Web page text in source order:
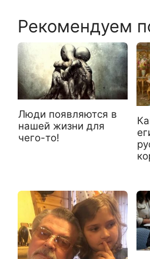
Рекомендуем
Люди появляются в
нашей жизни для
чего-то!